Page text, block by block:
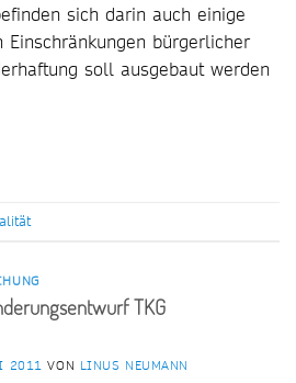
sich darin auch einige
Einschränkungen bürgerlicher
soll ausgebaut werden
TKG
2011 VON LINUS NEUMANN